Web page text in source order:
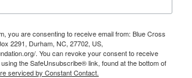
you are consenting to receive email from: Blue Cross
2291, Durham, NC, 27702, US,
. You can revoke your consent to receive
the SafeUnsubscribe® link, found at the bottom of
serviced by Constant Contact.